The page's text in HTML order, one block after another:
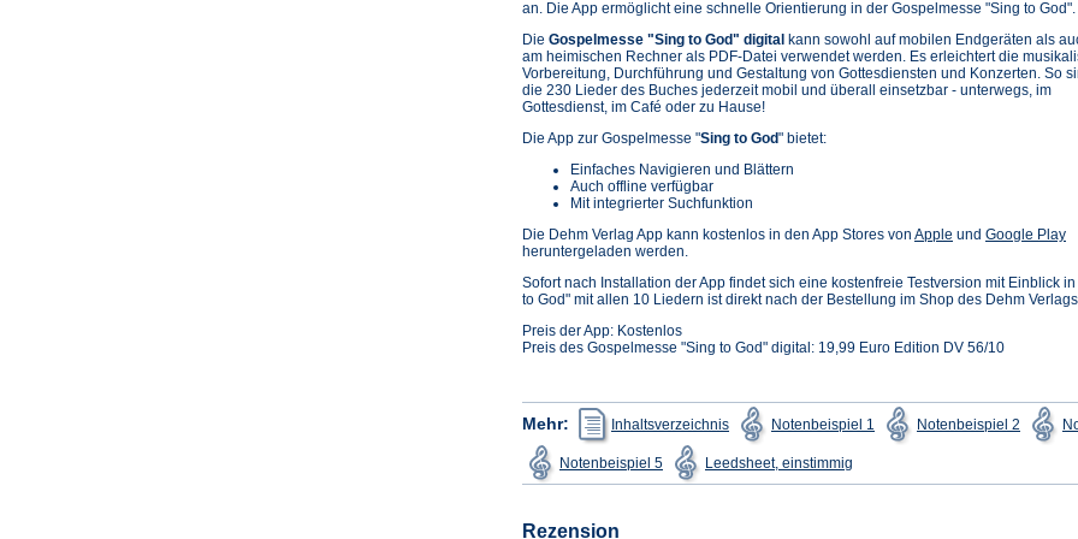
an. Die App ermöglicht eine schnelle Orientierung in der Gospelmesse "Sing to God".
Die Gospelmesse "Sing to God" digital kann sowohl auf mobilen Endgeräten als
am heimischen Rechner als PDF-Datei verwendet werden. Es erleichtert die
Vorbereitung, Durchführung und Gestaltung von Gottesdiensten und Konzerten. So
die 230 Lieder des Buches jederzeit mobil und überall einsetzbar - unterwegs, im
Gottesdienst, im Café oder zu Hause!
Die App zur Gospelmesse "Sing to God" bietet:
Einfaches Navigieren und Blättern
Auch offline verfügbar
Mit integrierter Suchfunktion
Die Dehm Verlag App kann kostenlos in den App Stores von Apple (Öffnet
neuen
Tab)
und Google Play
heruntergeladen werden.
Sofort nach Installation der App findet sich eine kostenfreie Testversion mit Einblick
to God" mit allen 10 Liedern ist direkt nach der Bestellung im Shop des Dehm
Preis der App: Kostenlos
Preis des Gospelmesse "Sing to God" digital: 19,99 Euro Edition DV 56/10
Mehr: Inhaltsverzeichnis
(Öffnet
in
einem
neuen
Tab)
Notenbeispiel 1
(Öffnet
in
einem
Tab)
Notenbeispiel 2
(Öffnet
in
einem
Tab)
Notenbeispiel 5
(Öffnet
in
einem
Leedsheet, einstimmig
einem
Rezension